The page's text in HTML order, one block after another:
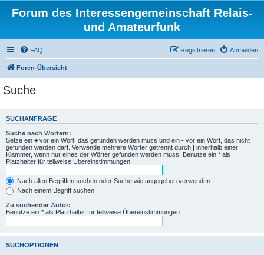
Forum des Interessengemeinschaft Relais-
und Amateurfunk
FAQ Anmelden
Registrieren
Foren-Übersicht
Suche
SUCHANFRAGE
Suche nach Wörtern:
Setze ein + vor ein Wort, das gefunden werden muss und ein - vor ein Wort, das nicht
gefunden werden darf. Verwende mehrere Wörter getrennt durch | innerhalb einer
Klammer, wenn nur eines der Wörter gefunden werden muss. Benutze ein * als
Platzhalter für teilweise Übereinstimmungen.
Nach allen Begriffen suchen oder Suche wie angegeben verwenden
Nach einem Begriff suchen
Zu suchender Autor:
Benutze ein * als Platzhalter für teilweise Übereinstimmungen.
SUCHOPTIONEN